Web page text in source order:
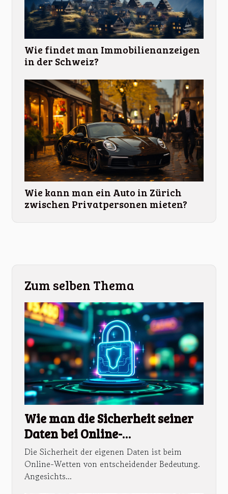
Wie findet man Immobilienanzeigen
in der Schweiz?
Wie kann man ein Auto in Zürich
zwischen Privatpersonen mieten?
Zum selben Thema
Wie man die Sicherheit seiner
Daten bei Online-
Wettanbietern gewährleistet
Die Sicherheit der eigenen Daten ist beim
Online-Wetten von entscheidender Bedeutung.
Angesichts...